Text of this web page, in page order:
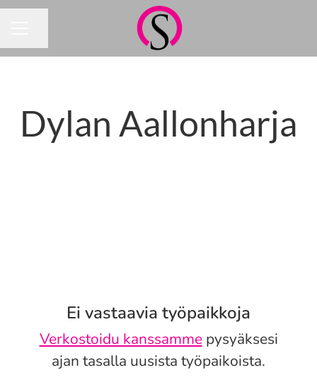
Dylan Aallonharja
Ei vastaavia työpaikkoja
Verkostoidu kanssammepysyäksesi
ajan tasalla uusista työpaikoista.